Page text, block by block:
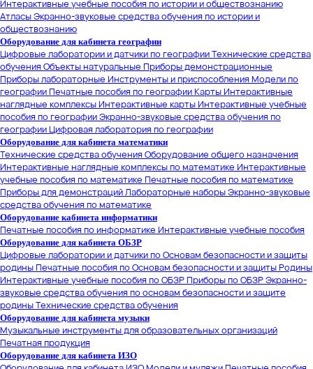
Интерактивные учебные пособия по истории и обществознанию
АтласыЭкранно-звуковые средства обучения по истории и
обществознанию
Оборудование для кабинета географии
Цифровые лаборатории и датчики по географииТехнические средства
обученияОбъекты натуральные Приборы демонстрационные
Приборы лабораторные Инструменты и приспособленияМодели по
географииПечатные пособия по географииКарты Интерактивные
наглядные комплексы Интерактивные карты Интерактивные учебные
пособия по географииЭкранно-звуковые средства обучения по
географииЦифровая лаборатория по географии
Оборудование для кабинета математики
Технические средства обученияОборудование общего назначения
Интерактивные наглядные комплексы по математике Интерактивные
учебные пособия по математике Печатные пособия по математике
Приборы для демонстрацийЛабораторные наборыЭкранно-звуковые
средства обучения по математике
Оборудование кабинета информатики
Печатные пособия по информатике Интерактивные учебные пособия
Оборудование для кабинета ОБЗР
Цифровые лаборатории и датчики по Основам безопасности и защиты
родиныПечатные пособия по Основам безопасности и защиты Родины
Интерактивные учебные пособия по ОБЗРПриборы по ОБЗРЭкранно-
звуковые средства обучения по основам безопасности и защите
родиныТехнические средства обучения
Оборудование для кабинета музыки
Музыкальные инструменты для образовательных организаций
Печатная продукция
Оборудование для кабинета ИЗО